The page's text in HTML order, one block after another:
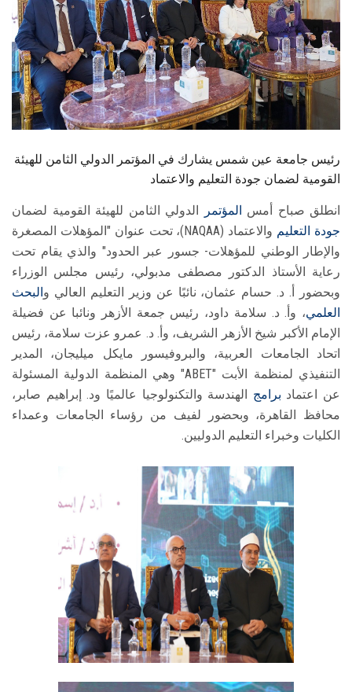
الخريجين
الموظفون
الزائـرون
رئيس جامعة عين شمس يشارك في المؤتمر الدولي الثامن للهيئة
القومية لضمان جودة التعليم والاعتماد
انطلق صباح أمس المؤتمر
الدولي الثامن للهيئة القومية لضمان
جودة التعليم
والاعتماد (NAQAA)، تحت عنوان "المؤهلات المصغرة
والإطار الوطني للمؤهلات- جسور عبر الحدود" والذي يقام تحت
رعاية الأستاذ الدكتور مصطفى مدبولي، رئيس مجلس الوزراء
وبحضور أ. د. حسام عثمان، نائبًا عن وزير التعليم العالي و البحث
العلمي، وأ. د. سلامة داود، رئيس جمعة الأزهر ونائبا عن فضيلة
الإمام الأكبر شيخ الأزهر الشريف، وأ. د. عمرو عزت سلامة، رئيس
اتحاد الجامعات العربية، والبروفيسور مايكل ميليجان، المدير
التنفيذي لمنظمة الأبت "ABET" وهي المنظمة الدولية المسئولة
عن اعتماد برامج
الهندسة والتكنولوجيا عالميًا ود. إبراهيم صابر،
محافظ القاهرة، وبحضور لفيف من رؤساء الجامعات وعمداء
الكليات وخبراء التعليم الدوليين.